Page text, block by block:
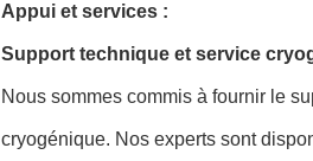
Appui et services :
Support technique et service
Nous sommes commis à fournir le
cryogénique. Nos experts sont